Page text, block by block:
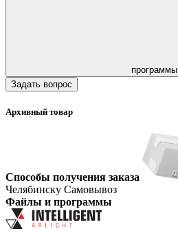
программы
Задать вопрос
Архивный товар
Способы получения заказа
Челябинску Самовывоз
Файлы и программы